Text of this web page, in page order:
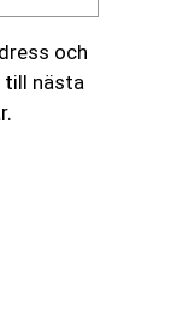
och
till nästa